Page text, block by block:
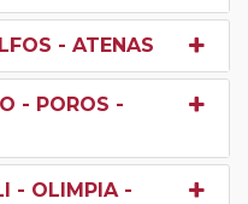
- ATENAS
- POROS -
- OLIMPIA -